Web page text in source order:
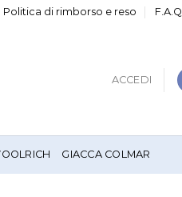
Politica di rimborso e reso F.A.Q
ACCEDI
GIACCA COLMAR